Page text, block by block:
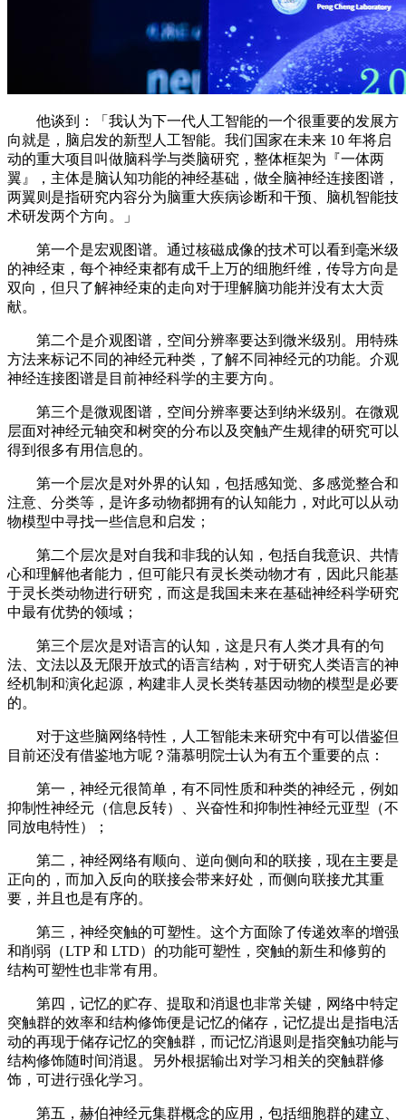
他谈到：「我认为下一代人工智能的一个很重要的发展方
向就是，脑启发的新型人工智能。我们国家在未来 10 年将启
动的重大项目叫做脑科学与类脑研究，整体框架为『一体两
翼』，主体是脑认知功能的神经基础，做全脑神经连接图谱，
两翼则是指研究内容分为脑重大疾病诊断和干预、脑机智能技
术研发两个方向。」
第一个是宏观图谱。通过核磁成像的技术可以看到毫米级
的神经束，每个神经束都有成千上万的细胞纤维，传导方向是
双向，但只了解神经束的走向对于理解脑功能并没有太大贡
献。
第二个是介观图谱，空间分辨率要达到微米级别。用特殊
方法来标记不同的神经元种类，了解不同神经元的功能。介观
神经连接图谱是目前神经科学的主要方向。
第三个是微观图谱，空间分辨率要达到纳米级别。在微观
层面对神经元轴突和树突的分布以及突触产生规律的研究可以
得到很多有用信息的。
第一个层次是对外界的认知，包括感知觉、多感觉整合和
注意、分类等，是许多动物都拥有的认知能力，对此可以从动
物模型中寻找一些信息和启发；
第二个层次是对自我和非我的认知，包括自我意识、共情
心和理解他者能力，但可能只有灵长类动物才有，因此只能基
于灵长类动物进行研究，而这是我国未来在基础神经科学研究
中最有优势的领域；
第三个层次是对语言的认知，这是只有人类才具有的句
法、文法以及无限开放式的语言结构，对于研究人类语言的神
经机制和演化起源，构建非人灵长类转基因动物的模型是必要
的。
对于这些脑网络特性，人工智能未来研究中有可以借鉴但
目前还没有借鉴地方呢？蒲慕明院士认为有五个重要的点：
第一，神经元很简单，有不同性质和种类的神经元，例如
抑制性神经元（信息反转）、兴奋性和抑制性神经元亚型（不
同放电特性）；
第二，神经网络有顺向、逆向侧向和的联接，现在主要是
正向的，而加入反向的联接会带来好处，而侧向联接尤其重
要，并且也是有序的。
第三，神经突触的可塑性。这个方面除了传递效率的增强
和削弱（LTP 和 LTD）的功能可塑性，突触的新生和修剪的
结构可塑性也非常有用。
第四，记忆的贮存、提取和消退也非常关键，网络中特定
突触群的效率和结构修饰便是记忆的储存，记忆提出是指电活
动的再现于储存记忆的突触群，而记忆消退则是指突触功能与
结构修饰随时间消退。另外根据输出对学习相关的突触群修
饰，可进行强化学习。
第五，赫伯神经元集群概念的应用，包括细胞群的建立、